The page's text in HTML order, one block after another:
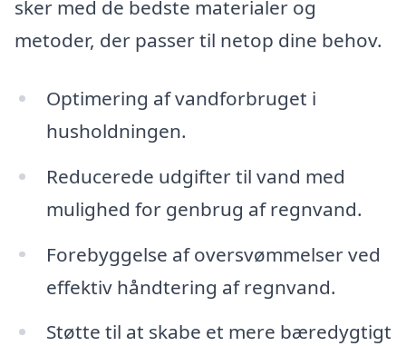
sker med de bedste materialer og
metoder, der passer til netop dine behov.
Optimering af vandforbruget i
husholdningen.
Reducerede udgifter til vand med
mulighed for genbrug af regnvand.
Forebyggelse af oversvømmelser ved
effektiv håndtering af regnvand.
Støtte til at skabe et mere bæredygtigt